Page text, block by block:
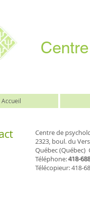
Accueil
Centre de
2323, boul. du
Québec (Québec)
Téléphone:418-
Télécopieur: 418-